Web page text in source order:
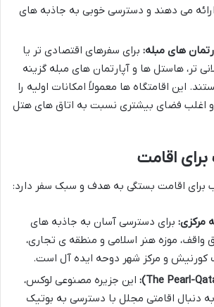
می دهند و دسترسی خوبی به جاذبه های
های مبله: برای سفرهای اقتصادی تر یا
تر، هاستل ها و آپارتمان های مبله گزینه
این اقامتگاه ها معمولاً امکانات اولیه را
و اغلب فضای بیشتری نسبت به اتاق های هتل
اقامت
برای اقامت بستگی به هدف و سبک سفر دارد:
مرکزی: برای دسترسی آسان به جاذبه های
واقف، موزه هنر اسلامی و منطقه ی تجاری،
کورنیش و مرکز شهر دوحه ایده آل است.
این جزیره مصنوعی لوکس،
دنبال اقامتی مجلل با دسترسی به بوتیک